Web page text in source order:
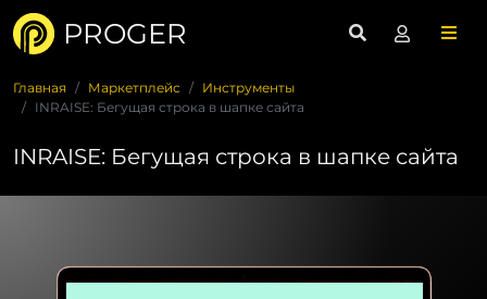
PROGER
Главная Маркетплейс
Инструменты
INRAISE: Бегущая строка в шапке сайта
INRAISE: Бегущая строка в шапке сайта